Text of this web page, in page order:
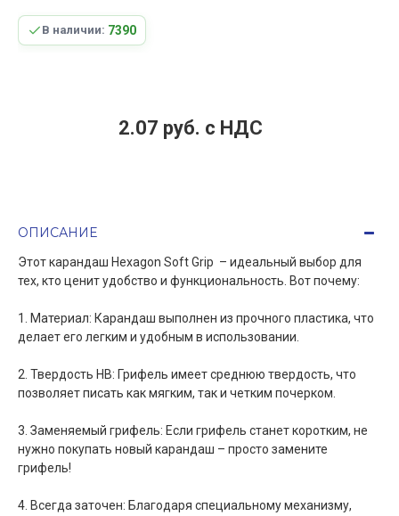
В наличии: 7390
2.07 руб. c НДС
ОПИСАНИЕ
Этот карандаш Hexagon Soft Grip – идеальный выбор для
тех, кто ценит удобство и функциональность. Вот почему:
1. Материал: Карандаш выполнен из прочного пластика, что
делает его легким и удобным в использовании.
2. Твердость HB: Грифель имеет среднюю твердость, что
позволяет писать как мягким, так и четким почерком.
3. Заменяемый грифель: Если грифель станет коротким, не
нужно покупать новый карандаш – просто замените
грифель!
4. Всегда заточен: Благодаря специальному механизму,